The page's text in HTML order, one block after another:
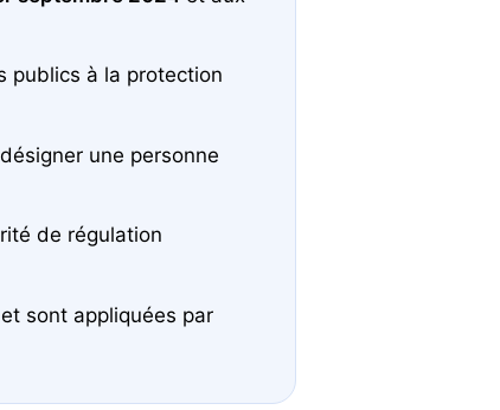
publics à la protection
une personne
de régulation
sont appliquées par